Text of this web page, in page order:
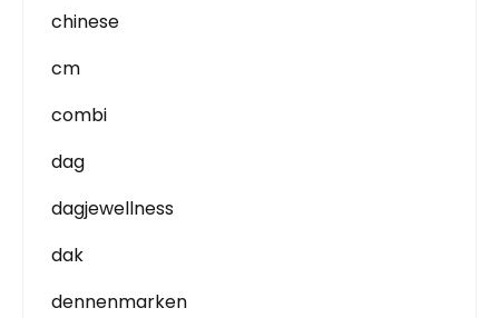
chinese
cm
combi
dag
dagjewellness
dak
dennenmarken